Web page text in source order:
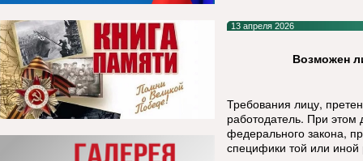
13 апреля 2026
Возможен
Требования лицу,
работодатель. При этом
федерального закона,
специфики той или иной